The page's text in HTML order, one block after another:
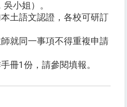
小姐）。
土語文認證，各校可研訂
就同一事項不得重複申請
冊1份，請參閱填報。